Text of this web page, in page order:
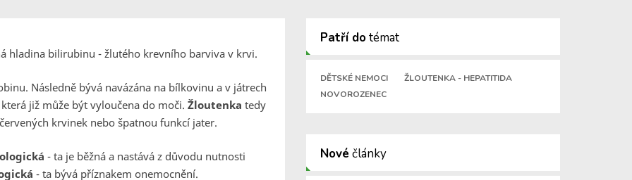
hladina bilirubinu - žlutého krevního barviva v krvi.
Následně bývá navázána na bílkovinu a v játrech
již může být vyloučena do moči. Žloutenka tedy
krvinek nebo špatnou funkcí jater.
- ta je běžná a nastává z důvodu nutnosti
- ta bývá příznakem onemocnění.
Patří dotémat
DĚTSKÉ NEMOCI
ŽLOUTENKA - HEPATITIDA
NOVOROZENEC
Nové články